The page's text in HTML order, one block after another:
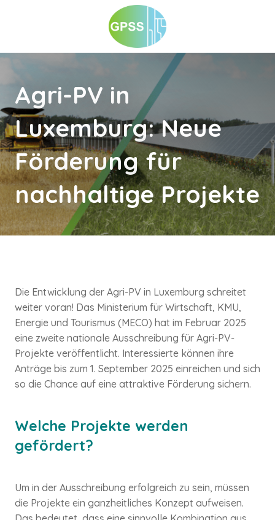
Agri-PV in
Luxemburg: Neue
Förderung für
nachhaltige Projekte
Die Entwicklung der Agri-PV in Luxemburg schreitet
weiter voran! Das Ministerium für Wirtschaft, KMU,
Energie und Tourismus (MECO) hat im Februar 2025
eine zweite nationale Ausschreibung für Agri-PV-
Projekte veröffentlicht. Interessierte können ihre
Anträge bis zum 1. September 2025 einreichen und sich
so die Chance auf eine attraktive Förderung sichern.
Welche Projekte werden
gefördert?
Um in der Ausschreibung erfolgreich zu sein, müssen
die Projekte ein ganzheitliches Konzept aufweisen.